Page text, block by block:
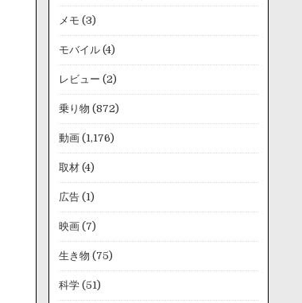
メモ (3)
モバイル(4)
レビュー (2)
乗り物 (872)
動画(1,176)
取材(4)
広告(1)
映画(7)
生き物 (75)
科学(51)